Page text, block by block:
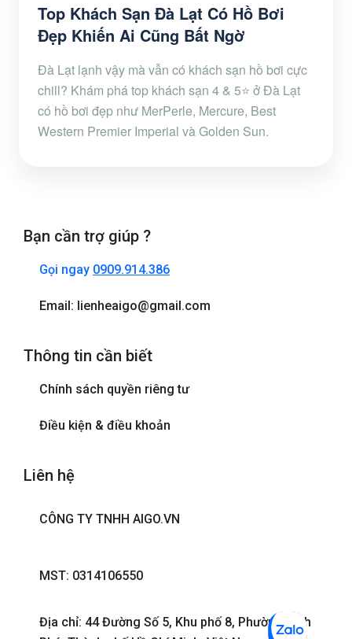
Top Khách Sạn Đà Lạt Có Hồ Bơi
Đẹp Khiến Ai Cũng Bất Ngờ
Đà Lạt lạnh vậy mà vẫn có khách sạn hồ bơi cực
chill? Khám phá top khách sạn 4 & 5⭐ ở Đà Lạt
có hồ bơi đẹp như MerPerle, Mercure, Best
Western Premier Imperial và Golden Sun.
Bạn cần trợ giúp ?
Gọi ngay 0909.914.386
Email: lienheaigo@gmail.com
Thông tin cần biết
Chính sách quyền riêng tư
Điều kiện & điều khoản
Liên hệ
CÔNG TY TNHH AIGO.VN
MST: 0314106550
Địa chỉ: 44 Đường Số 5, Khu phố 8, Phường Bình